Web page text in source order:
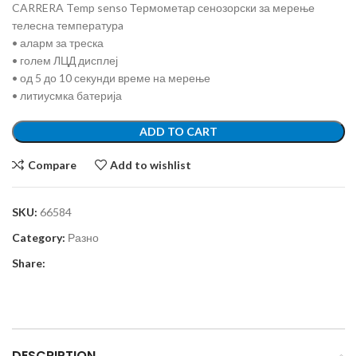
CARRERA Temp senso Термометар сенозорски за мерење
телесна температурa
• аларм за треска
• голем ЛЦД дисплеј
• од 5 до 10 секунди време на мерење
• литиусмка батерија
ADD TO CART
Compare Add to wishlist
SKU: 66584
Category: Разно
Share: